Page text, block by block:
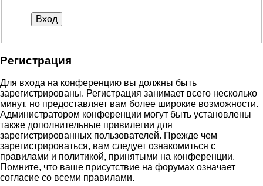
Регистрация
Для входа на конференцию вы должны быть
зарегистрированы. Регистрация занимает всего несколько
минут, но предоставляет вам более широкие возможности.
Администратором конференции могут быть установлены
также дополнительные привилегии для
зарегистрированных пользователей. Прежде чем
зарегистрироваться, вам следует ознакомиться с
правилами и политикой, принятыми на конференции.
Помните, что ваше присутствие на форумах означает
согласие со всеми правилами.